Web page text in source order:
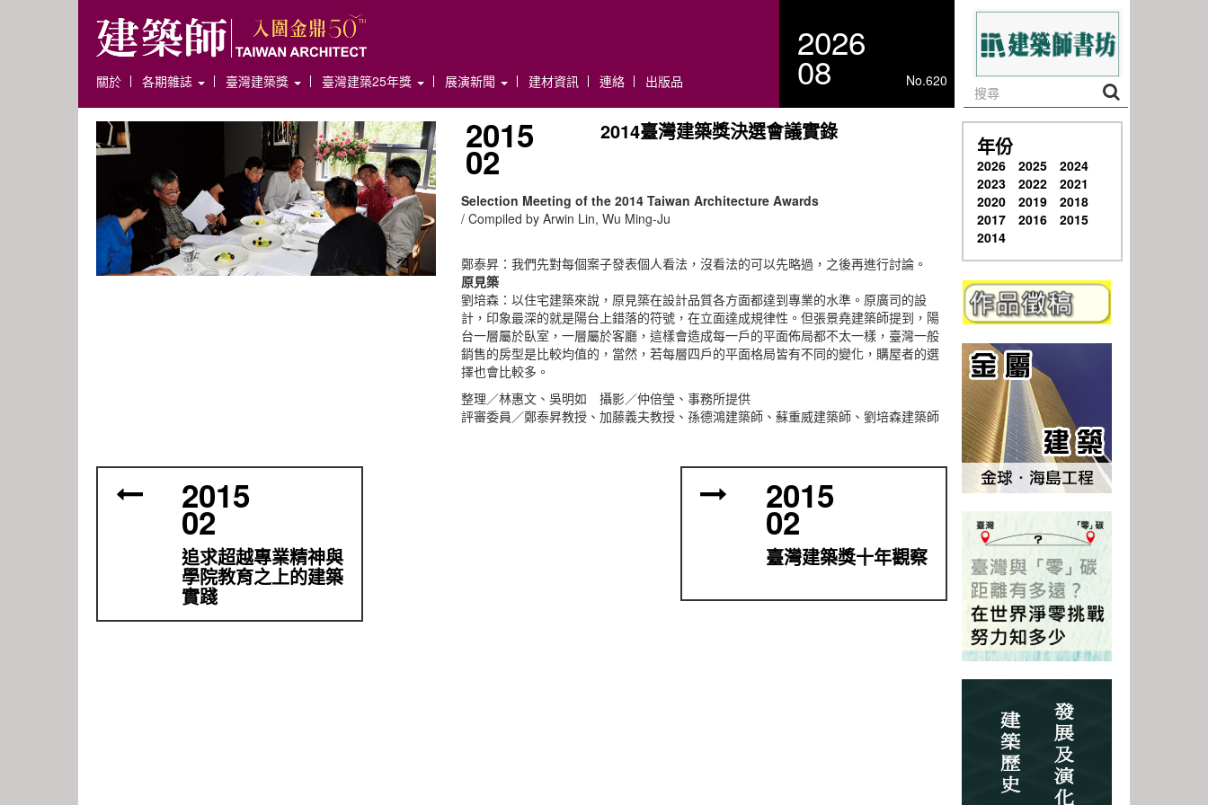
關於 各期雜誌 臺灣建築獎 臺灣建築25年獎 展演新聞 建材資訊 連絡 出版品
2026
08 No.620
2015
02
2014臺灣建築獎決選會議實錄
Selection Meeting of the 2014 Taiwan Architecture Awards
/ Compiled by Arwin Lin, Wu Ming-Ju
鄭泰昇：我們先對每個案子發表個人看法，沒看法的可以先略過，之後再進行討論。
原見築
劉培森：以住宅建築來說，原見築在設計品質各方面都達到專業的水準。原廣司的設
計，印象最深的就是陽台上錯落的符號，在立面達成規律性。但張景堯建築師提到，陽
台一層屬於臥室，一層屬於客廳，這樣會造成每一戶的平面佈局都不太一樣，臺灣一般
銷售的房型是比較均值的，當然，若每層四戶的平面格局皆有不同的變化，購屋者的選
擇也會比較多。
整理／林惠文、吳明如 攝影／仲倍瑩、事務所提供
評審委員／鄭泰昇教授、加藤義夫教授、孫德鴻建築師、蘇重威建築師、劉培森建築師
2015
02
追求超越專業精神與
學院教育之上的建築
實踐
2015
02
臺灣建築獎十年觀察
年份
2026 2025
2024
2023
2022
2021
2020
2019
2018
2017
2016
2015
2014